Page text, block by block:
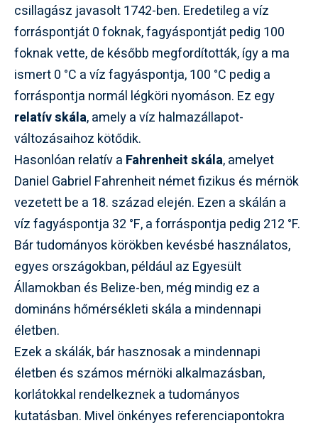
csillagász javasolt 1742-ben. Eredetileg a víz
forráspontját 0 foknak, fagyáspontját pedig 100
foknak vette, de később megfordították, így a ma
ismert 0 °C a víz fagyáspontja, 100 °C pedig a
forráspontja normál légköri nyomáson. Ez egy
relatív skála, amely a víz halmazállapot-
változásaihoz kötődik.
Hasonlóan relatív a Fahrenheit skála, amelyet
Daniel Gabriel Fahrenheit német fizikus és mérnök
vezetett be a 18. század elején. Ezen a skálán a
víz fagyáspontja 32 °F, a forráspontja pedig 212 °F.
Bár tudományos körökben kevésbé használatos,
egyes országokban, például az Egyesült
Államokban és Belize-ben, még mindig ez a
domináns hőmérsékleti skála a mindennapi
életben.
Ezek a skálák, bár hasznosak a mindennapi
életben és számos mérnöki alkalmazásban,
korlátokkal rendelkeznek a tudományos
kutatásban. Mivel önkényes referenciapontokra